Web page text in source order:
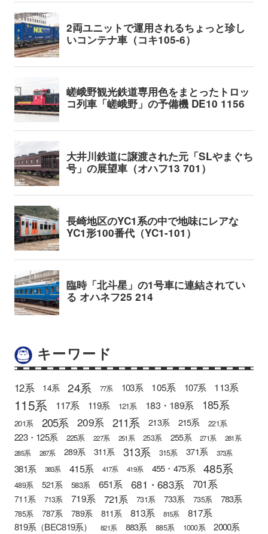
キーワード
12系 14系 24系 77系 103系 105系 107系 113系
115系 117系 119系 121系 183・189系 185系
201系 205系 209系 211系 213系 215系 221系
223・125系 225系 227系 251系 253系 255系 271系
281系
285系
287系 289系 311系 313系 315系 371系 373系
381系 383系 415系 417系 419系 455・475系 485系
489系 521系 583系 651系 681・683系 701系
711系 713系 719系 721系 731系 733系 735系 783系
785系 787系 789系 811系 813系 815系 817系
819系（BEC819系） 821系 883系 885系 1000系 2000系